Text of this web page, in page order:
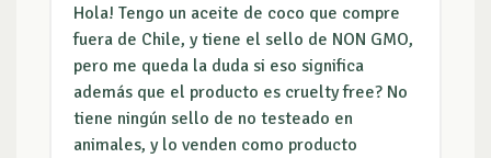
Hola! Tengo un aceite de coco que compre
fuera de Chile, y tiene el sello de NON GMO,
pero me queda la duda si eso significa
además que el producto es cruelty free? No
tiene ningún sello de no testeado en
animales, y lo venden como producto